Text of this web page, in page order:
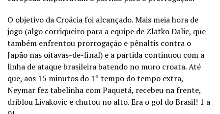
O objetivo da Croácia foi alcançado. Mais meia hora de
jogo (algo corriqueiro para a equipe de Zlatko Dalic, que
também enfrentou prorrogação e pênaltis contra o
Japão nas oitavas-de-final) e a partida continuou com a
linha de ataque brasileira batendo no muro croata. Até
que, aos 15 minutos do 1º tempo do tempo extra,
Neymar fez tabelinha com Paquetá, recebeu na frente,
driblou Livakovic e chutou no alto. Era o gol do Brasil! 1 a